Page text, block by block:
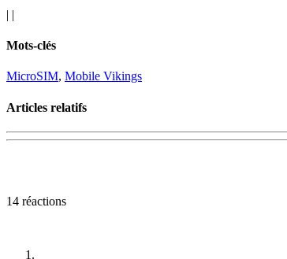
| |
Mots-clés
MicroSIM, Mobile Vikings
Articles relatifs
14 réactions